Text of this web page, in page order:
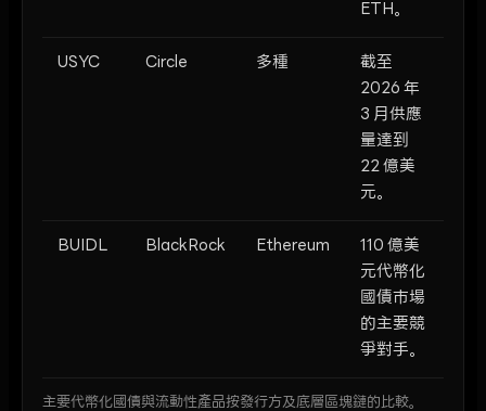
ETH。
USYC Circle 多種
截至
2026 年
3 月供應
量達到
22 億美
元。
BUIDL BlackRock Ethereum
110 億美
元代幣化
國債市場
的主要競
爭對手。
主要代幣化國債與流動性產品按發行方及底層區塊鏈的比較。